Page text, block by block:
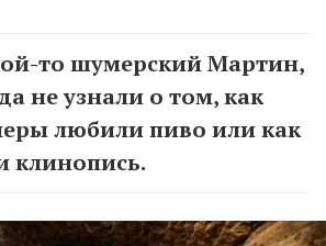
то шумерский Мартин,
не узнали о том, как
любили пиво или как
клинопись.